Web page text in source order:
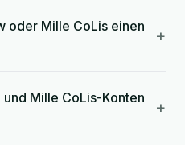
oder Mille CoLis einen
+
Mille CoLis-Konten
+